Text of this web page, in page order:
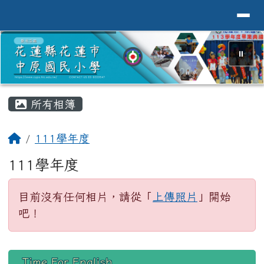
花蓮縣花蓮市中原國小全球資訊
⏸
所有相簿
回首頁111學年度
111學年度
目前沒有任何相片，請從「 上傳照片 」開始
吧！
左邊區域內容
Time For English